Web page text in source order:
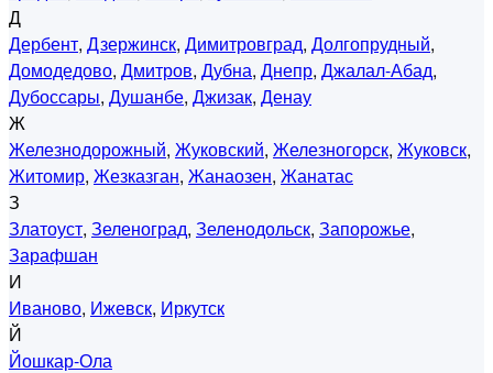
Д
Дербент, Дзержинск, Димитровград, Долгопрудный,
Домодедово, Дмитров, Дубна, Днепр, Джалал-Абад,
Дубоссары, Душанбе, Джизак, Денау
Ж
Железнодорожный, Жуковский, Железногорск, Жуковск,
Житомир, Жезказган, Жанаозен, Жанатас
З
Златоуст, Зеленоград, Зеленодольск, Запорожье,
Зарафшан
И
Иваново, Ижевск, Иркутск
Й
Йошкар-Ола